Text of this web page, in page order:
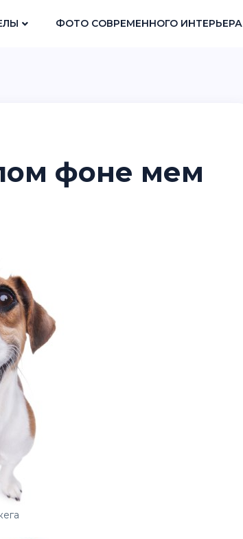
ФОТО СОВРЕМЕННОГО ИНТЕРЬЕРА
фоне мем